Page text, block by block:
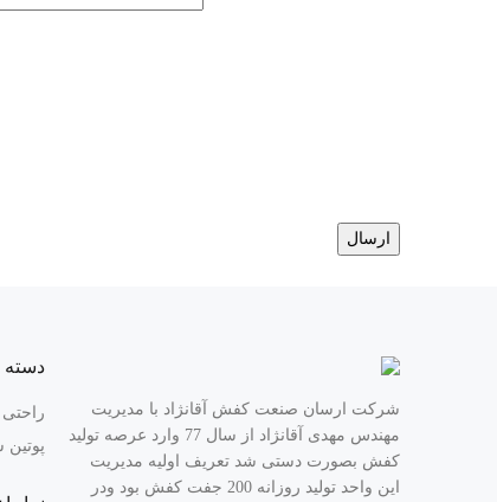
شرکت ارسان صنعت کفش آقانژاد با مدیریت
مهندس مهدی آقانژاد از سال 77 وارد عرصه تولید
کفش بصورت دستی شد تعریف اولیه مدیریت
این واحد تولید روزانه 200 جفت کفش بود ودر
دسته
راحتی
پوتین